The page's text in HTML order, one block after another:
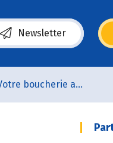
Newsletter
dans une nouvelle
Votre boucherie artisanale 100% bio et Origine France